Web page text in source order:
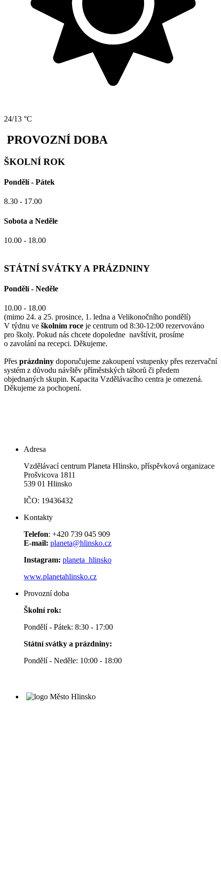
24/13 °C
PROVOZNÍ DOBA
ŠKOLNÍ ROK
Pondělí - Pátek
8.30 - 17.00
Sobota a Neděle
10.00 - 18.00
STÁTNÍ SVÁTKY A PRÁZDNINY
Pondělí - Neděle
10.00 - 18.00
(mimo 24. a 25. prosince, 1. ledna a Velikonočního pondělí)
V týdnu ve školním roce je centrum od 8:30-12:00 rezervováno
pro školy. Pokud nás chcete dopoledne navštívit, prosíme
o zavolání na recepci. Děkujeme.
Přes prázdniny doporučujeme zakoupení vstupenky přes rezervační
systém z důvodu návštěv příměstských táborů či předem
objednaných skupin. Kapacita Vzdělávacího centra je omezená.
Děkujeme za pochopení.
Adresa
Vzdělávací centrum Planeta Hlinsko, příspěvková organizace
Prošvicova 1811
539 01 Hlinsko
IČO: 19436432
Kontakty
Telefon: +420 739 045 909
E-mail: planeta@hlinsko.cz
Instagram: planeta_hlinsko
www.planetahlinsko.cz
Provozní doba
Školní rok:
Pondělí - Pátek: 8:30 - 17:00
Státní svátky a prázdniny:
Pondělí - Neděle: 10:00 - 18:00